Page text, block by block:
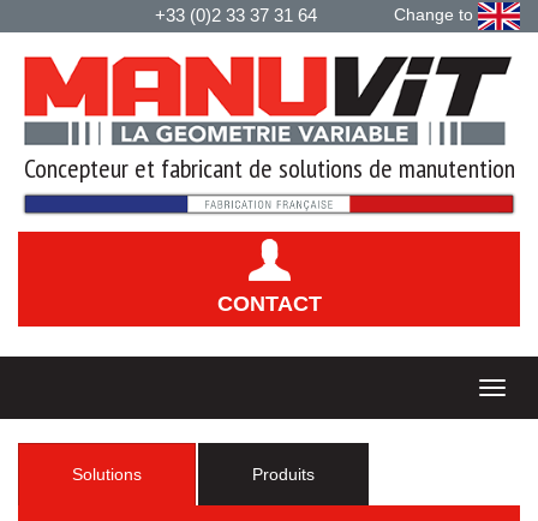
Change to
+33 (0)2 33 37 31 64
Concepteur et fabricant de solutions de manutention
CONTACT
Solutions Produits